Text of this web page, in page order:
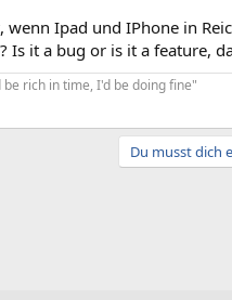
wenn Ipad und IPhone in
it a bug or is it a feature,
rich in time, I'd be doing fine"
Du musst dich